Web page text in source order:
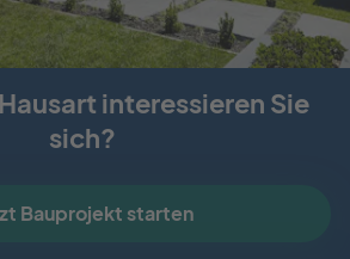
interessieren Sie
sich?
Bauprojekt starten